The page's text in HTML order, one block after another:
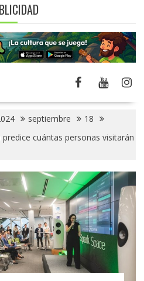
septiembre
18
cuántas personas visitarán